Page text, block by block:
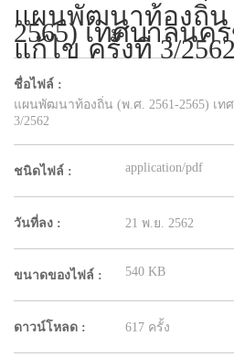
แผนพัฒนาท้องถิ่น
2565) เทศบาลน
แก้ไข ครั้งที่ 3/2562
ชื่อไฟล์ :
แผนพัฒนาท้องถิ่น (พ.ศ. 2561-2565) เ
3/2562
ชนิดไฟล์ : application/pdf
วันที่ลง : 21 พ.ย. 2562
ขนาดของไฟล์ : 540 KB
ดาวน์โหลด : 617 ครั้ง